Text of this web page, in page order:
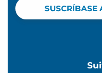
SUSCRÍBASE